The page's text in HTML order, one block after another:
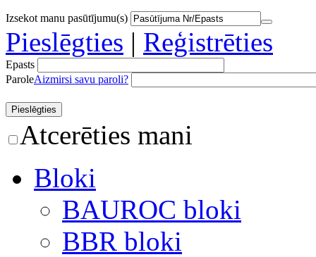
Izsekot manu pasūtījumu(s)
Pieslēgties | Reģistrēties
Epasts
ParoleAizmirsi savu paroli?
Atcerēties mani
Bloki
BAUROC bloki
BBR bloki